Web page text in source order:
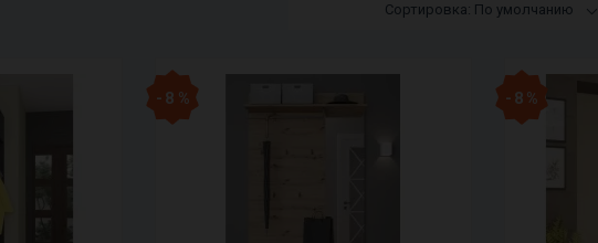
Сортировка: По умолчанию
- 8 % - 8 %